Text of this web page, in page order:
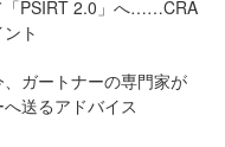
「PSIRT 2.0」へ……CRA
ト
ガートナーの専門家が
送るアドバイス